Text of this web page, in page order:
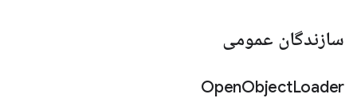
سازندگان عمومی
OpenObjectLoader